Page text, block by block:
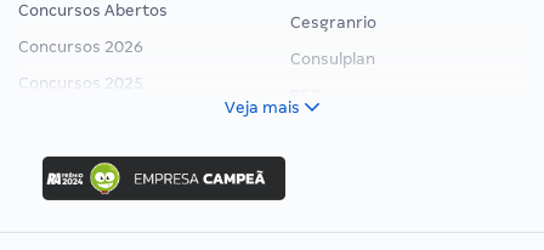
Concursos Abertos
Concursos 2026
Concursos 2025
Concurso Ibama
Concurso MPU
Editais publicados
Cesgranrio
Consulplan
Veja mais